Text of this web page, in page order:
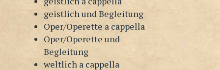
geistlich und Begleitung
Oper/Operette a cappella
Oper/Operette und
Begleitung
weltlich a cappella